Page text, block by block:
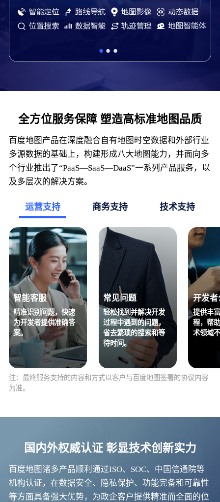
全方位服务保障 塑造高标准地图品质
百度地图产品在深度融合自有地图时空数据和外部行业
多源数据的基础上，构建形成八大地图能力，并面向多
个行业推出了“PaaS—SaaS—DaaS”一系列产品服务，以
及多层次的解决方案。
运营支持 商务支持 技术支持
智能客服
精准识别问题，快速
为开发者提供准确答
案。
常见问题
轻松找到并解决开发
过程中遇到的问题，
省去繁琐的搜索和等
待时间。
开发
提供丰
程，帮
术领域
注：最终服务支持的内容和方式以客户与百度地图签署的协议内容
为准。
国内外权威认证 彰显技术创新实力
百度地图诸多产品顺利通过ISO、SOC、中国信通院等
机构认证，在数据安全、隐私保护、功能完备和可靠性
等方面具备强大优势，为政企客户提供精准而全面的位